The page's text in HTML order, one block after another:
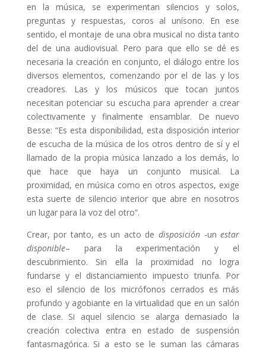
en la música, se experimentan silencios y solos,
preguntas y respuestas, coros al unísono. En ese
sentido, el montaje de una obra musical no dista tanto
del de una audiovisual. Pero para que ello se dé es
necesaria la creación en conjunto, el diálogo entre los
diversos elementos, comenzando por el de las y los
creadores. Las y los músicos que tocan juntos
necesitan potenciar su escucha para aprender a crear
colectivamente y finalmente ensamblar. De nuevo
Besse: “Es esta disponibilidad, esta disposición interior
de escucha de la música de los otros dentro de sí y el
llamado de la propia música lanzado a los demás, lo
que hace que haya un conjunto musical. La
proximidad, en música como en otros aspectos, exige
esta suerte de silencio interior que abre en nosotros
un lugar para la voz del otro”.
Crear, por tanto, es un acto de disposición -unestar
disponible– para la experimentación y el
descubrimiento. Sin ella la proximidad no logra
fundarse y el distanciamiento impuesto triunfa. Por
eso el silencio de los micrófonos cerrados es más
profundo y agobiante en la virtualidad que en un salón
de clase. Si aquel silencio se alarga demasiado la
creación colectiva entra en estado de suspensión
fantasmagórica. Si a esto se le suman las cámaras